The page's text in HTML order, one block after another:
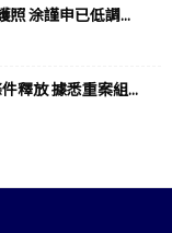
照 涂謹申已低調...
釋放 據悉重案組...